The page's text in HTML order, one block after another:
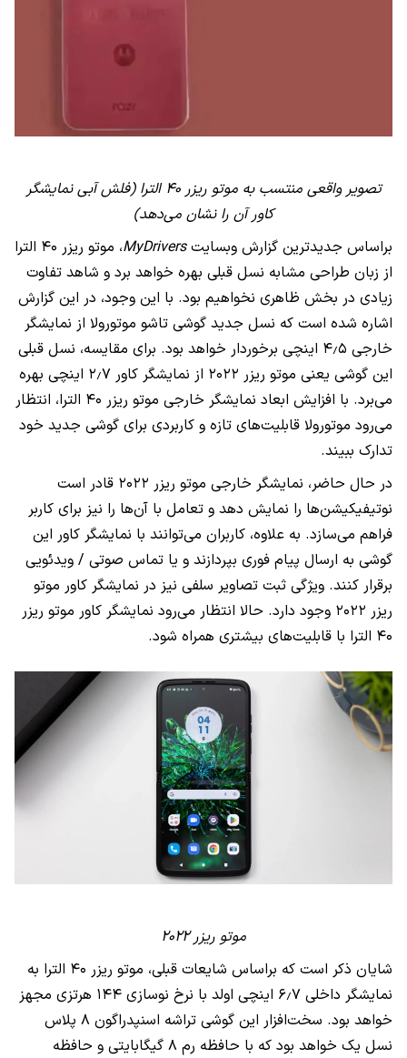
تصویر واقعی منتسب به موتو ریزر ۴۰ الترا (فلش آبی نمایشگر
کاور آن را نشان می‌دهد)
براساس جدیدترین گزارش وبسایتMyDrivers
، موتو ریزر ۴۰ الترا
از زبان طراحی مشابه نسل قبلی بهره خواهد برد و شاهد تفاوت
زیادی در بخش ظاهری نخواهیم بود. با این وجود، در این گزارش
اشاره شده است که نسل جدید گوشی تاشو موتورولا از نمایشگر
خارجی ۴٫۵ اینچی برخوردار خواهد بود. برای مقایسه، نسل قبلی
این گوشی یعنی موتو ریزر ۲۰۲۲ از نمایشگر کاور ۲٫۷ اینچی بهره
می‌برد. با افزایش ابعاد نمایشگر خارجی موتو ریزر ۴۰ الترا، انتظار
می‌رود موتورولا قابلیت‌های تازه و کاربردی برای گوشی جدید خود
تدارک ببیند.
در حال حاضر، نمایشگر خارجی موتو ریزر ۲۰۲۲ قادر است
نوتیفیکیشن‌ها را نمایش دهد و تعامل با آن‌ها را نیز برای کاربر
فراهم می‌سازد. به علاوه، کاربران می‌توانند با نمایشگر کاور این
گوشی به ارسال پیام فوری بپردازند و یا تماس صوتی / ویدئویی
برقرار کنند. ویژگی ثبت تصاویر سلفی نیز در نمایشگر کاور موتو
ریزر ۲۰۲۲ وجود دارد. حالا انتظار می‌رود نمایشگر کاور موتو ریزر
۴۰ الترا با قابلیت‌های بیشتری همراه شود.
موتو ریزر ۲۰۲۲
شایان ذکر است که براساس شایعات قبلی، موتو ریزر ۴۰ الترا به
نمایشگر داخلی ۶٫۷ اینچی اولد با نرخ نوسازی ۱۴۴ هرتزی مجهز
خواهد بود. سخت‌افزار این گوشی تراشه اسنپدراگون ۸ پلاس
نسل یک خواهد بود که با حافظه رم ۸ گیگابایتی و حافظه